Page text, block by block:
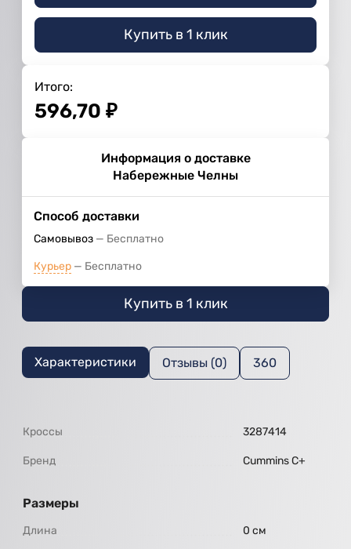
Купить в 1 клик
Итого:
596,70 ₽
Информация о доставке
Набережные Челны
Способ доставки
Самовывоз Бесплатно
Курьер Бесплатно
Купить в 1 клик
Характеристики Отзывы (0) 360
Кроссы 3287414
Бренд Cummins C+
Размеры
Длина 0 см